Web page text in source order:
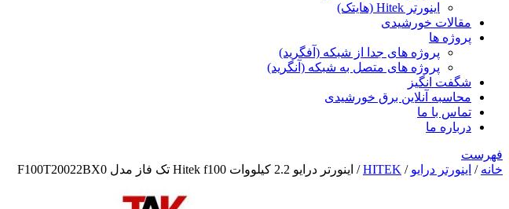
اینورتر Hitek (هایتک)
مقالات خورشیدی
پروژه ها
پروژه های جدا از شبکه (آفگرید)
پروژه های متصل به شبکه (آنگرید)
شگفت انگیز
محاسبه آنلاین برق خورشیدی
تماس با ما
درباره ما
فهرست
خانه / اینورتر درایو /
HITEK/ اینورتر درایو 2.2 کیلووات Hitek f100 تک فاز مدل F100T20022BX0